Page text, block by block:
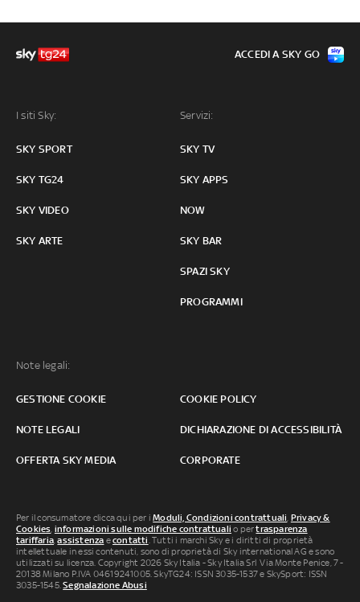
I siti Sky:
SKY SPORT
SKY TG24
SKY VIDEO
SKY ARTE
Servizi:
SKY TV
SKY APPS
NOW
SKY BAR
SPAZI SKY
PROGRAMMI
Note legali:
GESTIONE COOKIE COOKIE POLICY
NOTE LEGALI DICHIARAZIONE DI ACCESSIBILITÀ
OFFERTA SKY MEDIA CORPORATE
ACCEDI A SKY GO
Per il consumatore clicca qui per iModuli, Condizioni contrattuali, Privacy &
Cookies, informazioni sulle modifiche contrattuali o pertrasparenza
tariffaria,assistenza econtatti. Tutti i marchi Sky e i diritti di proprietà
intellettuale in essi contenuti, sono di proprietà di Sky international AG e sono
utilizzati su licenza. Copyright 2026 Sky Italia - Sky Italia Srl Via Monte Penice, 7 -
20138 Milano P.IVA 04619241005. SkyTG24: ISSN 3035-1537 e SkySport: ISSN
3035-1545.Segnalazione Abusi